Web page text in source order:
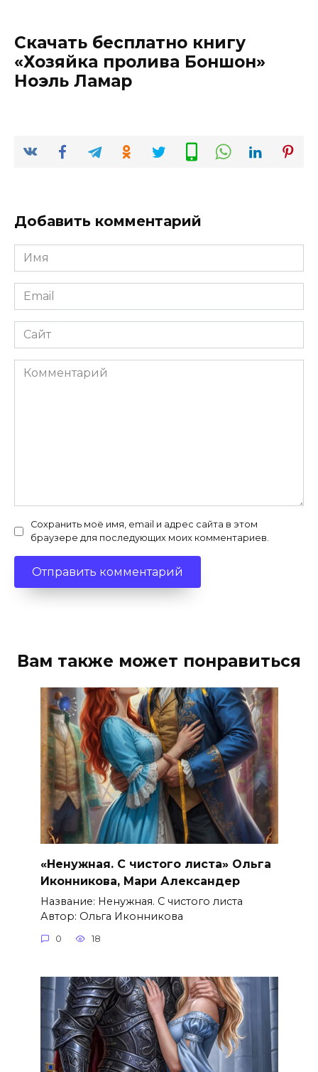
Скачать бесплатно книгу
«Хозяйка пролива Боншон»
Ноэль Ламар
Добавить комментарий
Имя
*
Email
*
Сайт
Комментарий
Сохранить моё имя, email и адрес сайта в этом
браузере для последующих моих комментариев.
Вам также может понравиться
«Ненужная. С чистого листа» Ольга
Иконникова, Мари Александер
Название: Ненужная. С чистого листа
Автор: Ольга Иконникова
0 18